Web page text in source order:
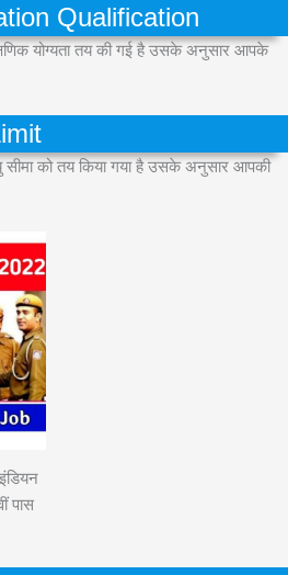
Qualification
योग्यता तय की गई है उसके अनुसार आपके
को तय किया गया है उसके अनुसार आपकी
पास